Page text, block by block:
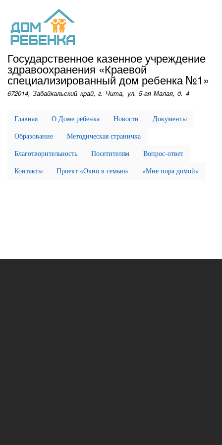
Государственное казенное учреждение
здравоохранения «Краевой
специализированный дом ребенка №1»
672014, Забайкальский край, г. Чита, ул. 5-ая Малая, д. 4
Главная О Доме ребенка Новости
Документы
Образование
Методическая страничка
Благотворительность
Посетителям
Вопрос-ответ
Контакты
Проект «Окно в семью» «Мне пора домой»